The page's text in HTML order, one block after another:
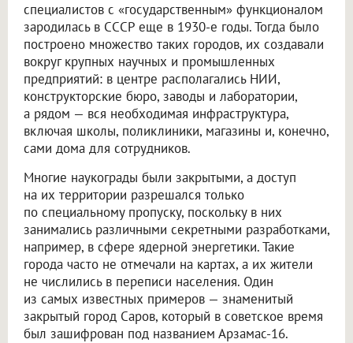
специалистов с «государственным» функционалом
зародилась в СССР еще в 1930-е годы. Тогда было
построено множество таких городов, их создавали
вокруг крупных научных и промышленных
предприятий: в центре располагались НИИ,
конструкторские бюро, заводы и лаборатории,
а рядом — вся необходимая инфраструктура,
включая школы, поликлиники, магазины и, конечно,
сами дома для сотрудников.
Многие наукограды были закрытыми, а доступ
на их территории разрешался только
по специальному пропуску, поскольку в них
занимались различными секретными разработками,
например, в сфере ядерной энергетики. Такие
города часто не отмечали на картах, а их жители
не числились в переписи населения. Один
из самых известных примеров — знаменитый
закрытый город Саров, который в советское время
был зашифрован под названием Арзамас-16.